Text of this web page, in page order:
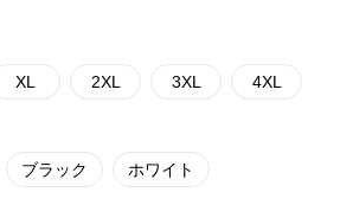
XL 2XL 3XL 4XL
ブラック ホワイト